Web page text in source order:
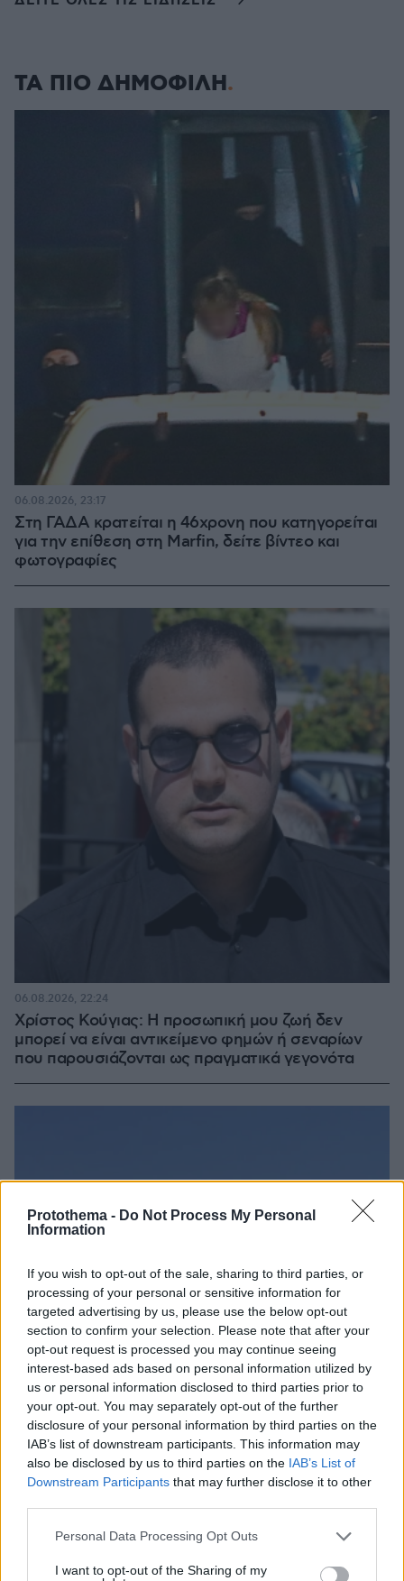
Protothema - Do Not Process My Personal
Information
If you wish to opt-out of the sale, sharing to third parties, or
processing of your personal or sensitive information for
targeted advertising by us, please use the below opt-out
section to confirm your selection. Please note that after your
opt-out request is processed you may continue seeing
interest-based ads based on personal information utilized by
us or personal information disclosed to third parties prior to
your opt-out. You may separately opt-out of the further
disclosure of your personal information by third parties on the
IAB’s list of downstream participants. This information may
also be disclosed by us to third parties on the IAB’s List of
Downstream Participants that may further disclose it to other
Please note that this website/app uses one or more Google
not limited to your visit or usage behaviour. You may click to
Personal Data Processing Opt Outs
I want to opt-out of the Sharing of my
ΤΑ ΠΙΟ ΔΗΜΟΦΙΛΗ
Στη ΓΑΔΑ κρατείται η 46χρονη που κατηγορείται
για την επίθεση στη Marfin, δείτε βίντεο και
φωτογραφίες
06.08.2026, 23:17
Χρίστος Κούγιας: Η προσωπική μου ζωή δεν
μπορεί να είναι αντικείμενο φημών ή σεναρίων
που παρουσιάζονται ως πραγματικά γεγονότα
06.08.2026, 22:24
Μάλια: Βούτηξε για να βοηθήσει τη φίλη της και